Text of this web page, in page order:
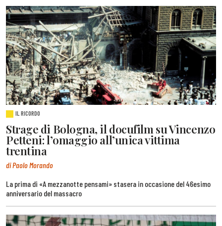
IL RICORDO
Strage di Bologna, il docufilm su Vincenzo
Petteni: l’omaggio all’unica vittima
trentina
di Paolo Morando
La prima di «A mezzanotte pensami» stasera in occasione del 46esimo
anniversario del massacro